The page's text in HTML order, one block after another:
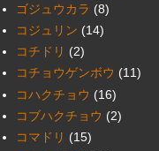
ゴジュウカラ (8)
コジュリン (14)
コチドリ (2)
コチョウゲンボウ (11)
コハクチョウ (16)
コブハクチョウ (2)
コマドリ (15)